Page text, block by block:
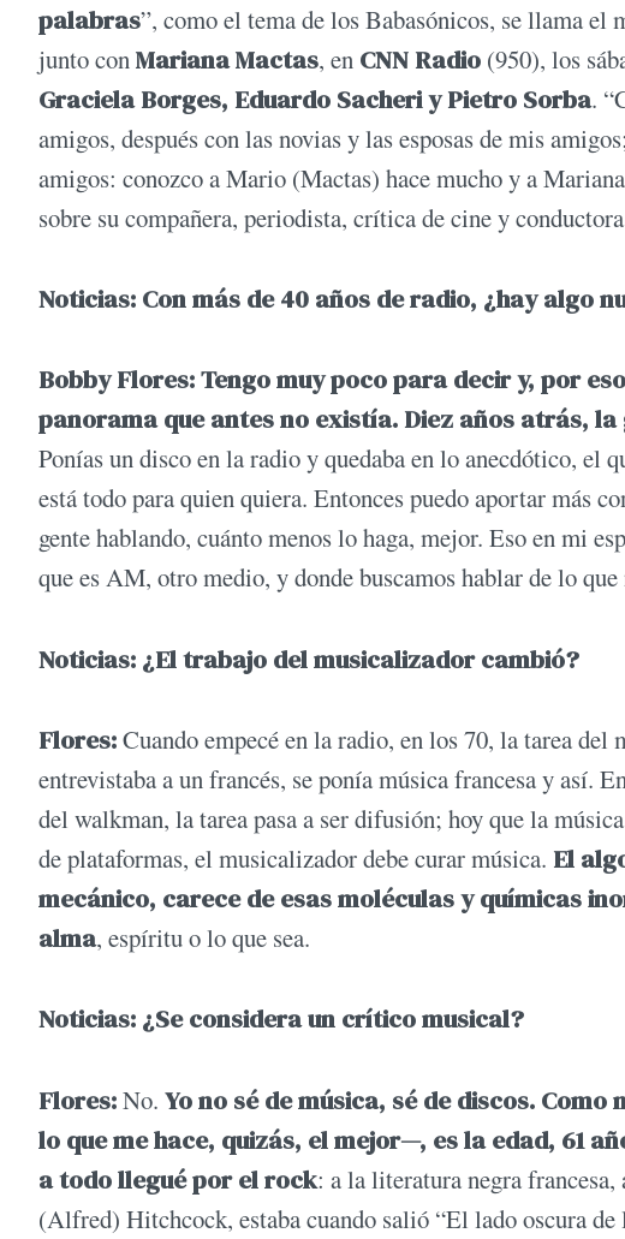
palabras”, como el tema de los Babasónicos, se llama el
junto conMariana Mactas, en CNN Radio (950), los
Graciela Borges, Eduardo Sacheri y Pietro Sorba.
amigos, después con las novias y las esposas de mis
amigos: conozco a Mario (Mactas) hace mucho y a
sobre su compañera, periodista, crítica de cine y
Noticias: Con más de 40 años de radio, ¿hay algo
Bobby Flores: Tengo muy poco para decir y, por
panorama que antes no existía. Diez años atrás,
Ponías un disco en la radio y quedaba en lo anecdótico, el
está todo para quien quiera. Entonces puedo aportar más
gente hablando, cuánto menos lo haga, mejor. Eso en mi
que es AM, otro medio, y donde buscamos hablar de lo
Noticias: ¿El trabajo del musicalizador cambió?
Flores:Cuando empecé en la radio, en los 70, la tarea
entrevistaba a un francés, se ponía música francesa y así.
del walkman, la tarea pasa a ser difusión; hoy que la
de plataformas, el musicalizador debe curar música. El
mecánico, carece de esas moléculas y químicas
alma, espíritu o lo que sea.
Noticias: ¿Se considera un crítico musical?
Flores:No. Yo no sé de música, sé de discos.
lo que me hace, quizás, el mejor—, es la edad, 61
a todo llegué por el rock: a la literatura negra
(Alfred) Hitchcock, estaba cuando salió “El lado oscura